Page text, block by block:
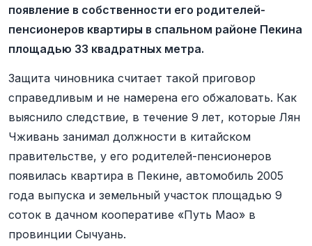
появление в собственности его родителей-
пенсионеров квартиры в спальном районе Пекина
площадью 33 квадратных метра.
Защита чиновника считает такой приговор
справедливым и не намерена его обжаловать. Как
выяснило следствие, в течение 9 лет, которые Лян
Чживань занимал должности в китайском
правительстве, у его родителей-пенсионеров
появилась квартира в Пекине, автомобиль 2005
года выпуска и земельный участок площадью 9
соток в дачном кооперативе «Путь Мао» в
провинции Сычуань.